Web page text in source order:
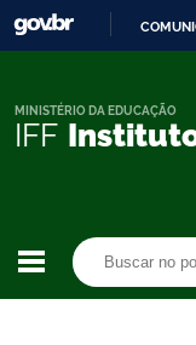
IFF
MINISTÉRIO DA EDUCAÇÃO